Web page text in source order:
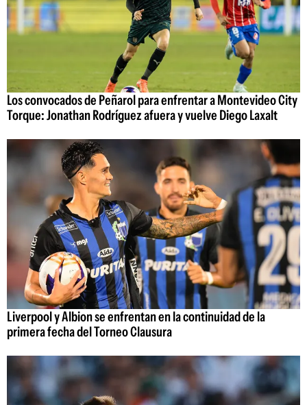
Los convocados de Peñarol para enfrentar a Montevideo City
Torque: Jonathan Rodríguez afuera y vuelve Diego Laxalt
Liverpool y Albion se enfrentan en la continuidad de la
primera fecha del Torneo Clausura